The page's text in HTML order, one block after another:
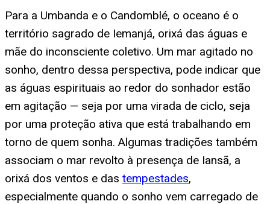
Para a Umbanda e o Candomblé, o oceano é o
território sagrado de Iemanjá, orixá das águas e
mãe do inconsciente coletivo. Um mar agitado no
sonho, dentro dessa perspectiva, pode indicar que
as águas espirituais ao redor do sonhador estão
em agitação — seja por uma virada de ciclo, seja
por uma proteção ativa que está trabalhando em
torno de quem sonha. Algumas tradições também
associam o mar revolto à presença de Iansã, a
orixá dos ventos e das tempestades,
especialmente quando o sonho vem carregado de